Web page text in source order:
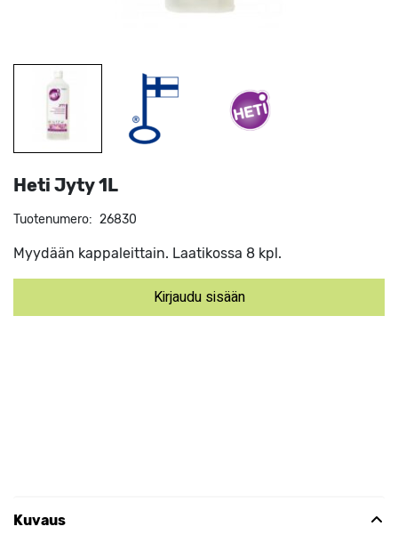
Heti Jyty 1L
Tuotenumero: 26830
Myydään kappaleittain. Laatikossa 8 kpl.
Kirjaudu sisään
Kuvaus